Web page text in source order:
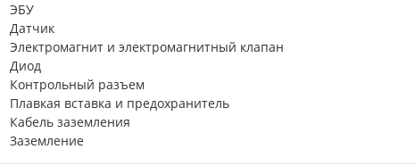
ЭБУ
Датчик
Электромагнит и электромагнитный клапан
Диод
Контрольный разъем
Плавкая вставка и предохранитель
Кабель заземления
Заземление